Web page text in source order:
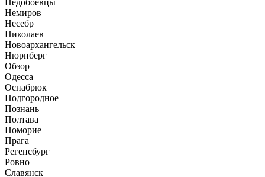
Недобоевцы
Немиров
Несебр
Николаев
Новоархангельск
Нюрнберг
Обзор
Одесса
Оснабрюк
Подгородное
Познань
Полтава
Поморие
Прага
Регенсбург
Ровно
Славянск